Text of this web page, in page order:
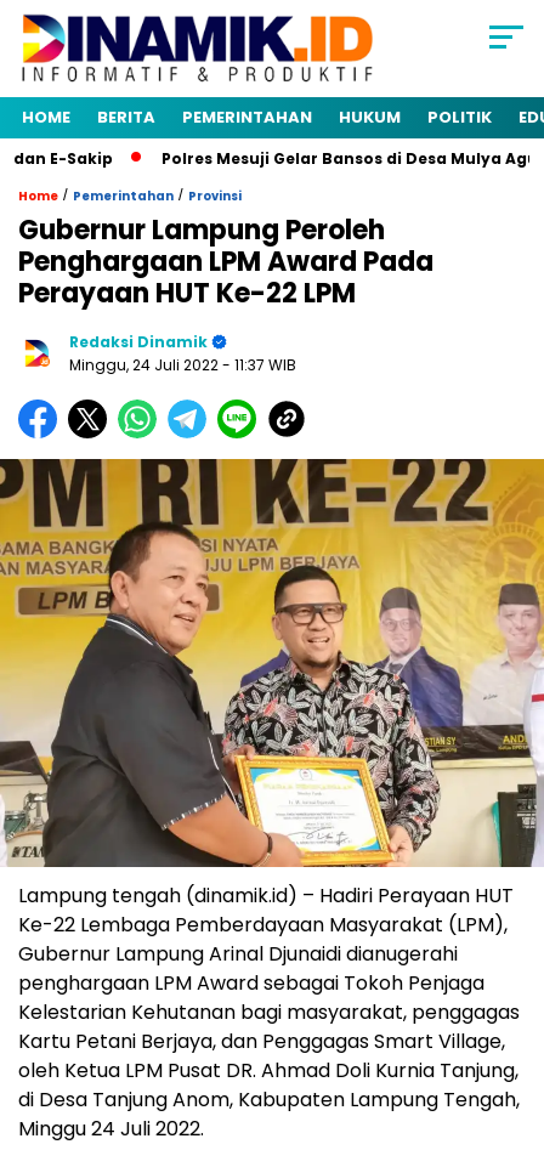
HOME BERITA PEMERINTAHAN HUKUM POLITIK
E-Sakip Polres Mesuji Gelar Bansos di Desa Mulya Agung,
Home / Pemerintahan / Provinsi
Gubernur Lampung Peroleh
Penghargaan LPM Award Pada
Perayaan HUT Ke-22 LPM
Redaksi Dinamik
Minggu, 24 Juli 2022- 11:37 WIB
Lampung tengah (dinamik.id) – Hadiri Perayaan HUT
Ke-22 Lembaga Pemberdayaan Masyarakat (LPM),
Gubernur Lampung Arinal Djunaidi dianugerahi
penghargaan LPM Award sebagai Tokoh Penjaga
Kelestarian Kehutanan bagi masyarakat, penggagas
Kartu Petani Berjaya, dan Penggagas Smart Village,
oleh Ketua LPM Pusat DR. Ahmad Doli Kurnia Tanjung,
di Desa Tanjung Anom, Kabupaten Lampung Tengah,
Minggu 24 Juli 2022.